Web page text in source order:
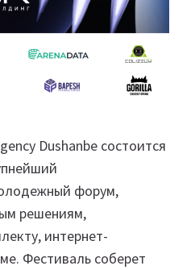
Dushanbe состоится
форум,
решениям,
интернет-
Фестиваль соберет